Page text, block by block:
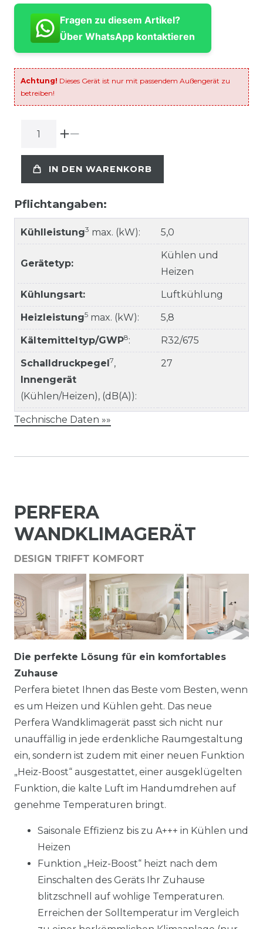
Fragen zu diesem Artikel?
Über WhatsApp kontaktieren
Achtung! Dieses Gerät ist nur mit passendem Außengerät zu
betreiben!
IN DEN WARENKORB
Pflichtangaben:
Kühlleistung3 max. (kW): 5,0
Gerätetyp:
Kühlen und
Heizen
Kühlungsart: Luftkühlung
Heizleistung5 max. (kW): 5,8
Kältemitteltyp/GWP8: R32/675
Schalldruckpegel 7,
Innengerät
(Kühlen/Heizen), (dB(A)):
27
Technische Daten »»
PERFERA
WANDKLIMAGERÄT
DESIGN TRIFFT KOMFORT
Die perfekte Lösung für ein komfortables
Zuhause
Perfera bietet Ihnen das Beste vom Besten, wenn
es um Heizen und Kühlen geht. Das neue
Perfera Wandklimagerät passt sich nicht nur
unauffällig in jede erdenkliche Raumgestaltung
ein, sondern ist zudem mit einer neuen Funktion
„Heiz-Boost“ ausgestattet, einer ausgeklügelten
Funktion, die kalte Luft im Handumdrehen auf
genehme Temperaturen bringt.
Saisonale Effizienz bis zu A+++ in Kühlen und
Heizen
Funktion „Heiz-Boost“ heizt nach dem
Einschalten des Geräts Ihr Zuhause
blitzschnell auf wohlige Temperaturen.
Erreichen der Solltemperatur im Vergleich